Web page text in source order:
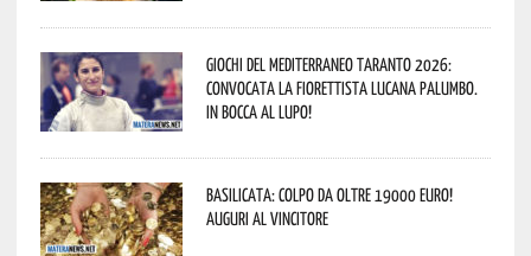
Giochi del Mediterraneo Taranto 2026:
convocata la fiorettista lucana Palumbo.
In bocca al lupo!
Basilicata: colpo da oltre 19000 Euro!
Auguri al vincitore